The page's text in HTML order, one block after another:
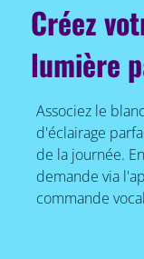
Créez
lumière
Associez le
d'éclairage
de la journée.
demande via
commande